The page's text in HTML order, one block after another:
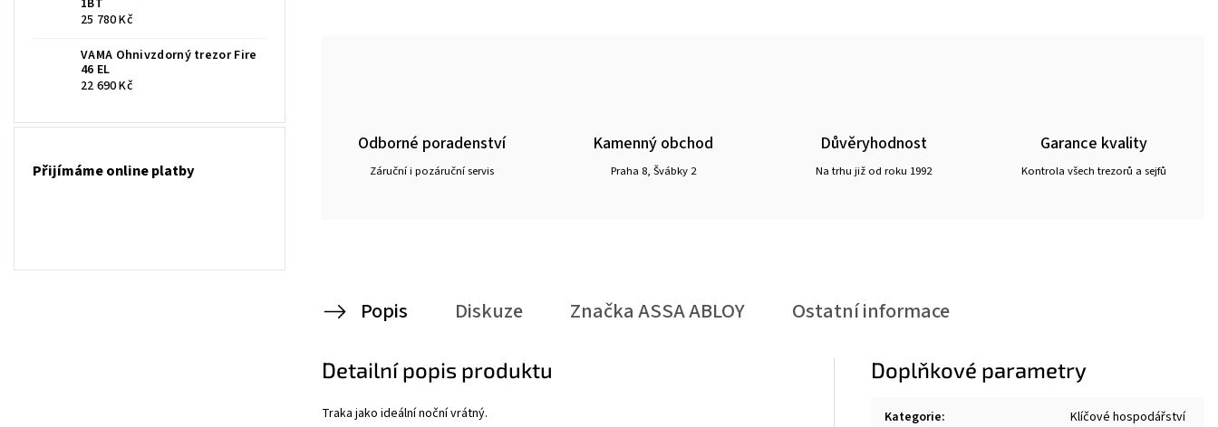
25 780 Kč
VAMA Ohnivzdorný trezor Fire
46 EL
22 690 Kč
Přijímáme online platby
Odborné poradenství
Záruční i pozáruční servis
Kamenný obchod
Praha 8, Švábky 2
Důvěryhodnost
Na trhu již od roku 1992
Garance kvality
Kontrola všech trezorů a sejfů
Popis Diskuze ZnačkaASSA ABLOY Ostatní informace
Detailní popis produktu
Traka jako ideální noční vrátný.
Doplňkové parametry
Kategorie: Klíčové hospodářství